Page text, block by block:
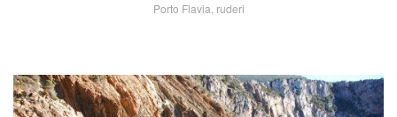
Porto Flavia, ruderi